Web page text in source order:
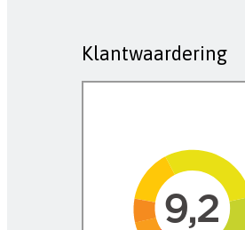
Klantwaardering